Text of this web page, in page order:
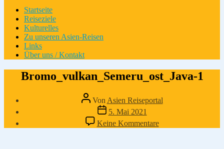
Startseite
Reiseziele
Kulturelles
Zu unseren Asien-Reisen
Links
Über uns / Kontakt
Bromo_vulkan_Semeru_ost_Java-1
Beitragsautor
Von Asien Reiseportal
Veröffentlichungsdatum
5. Mai 2021
Keine Kommentarezu